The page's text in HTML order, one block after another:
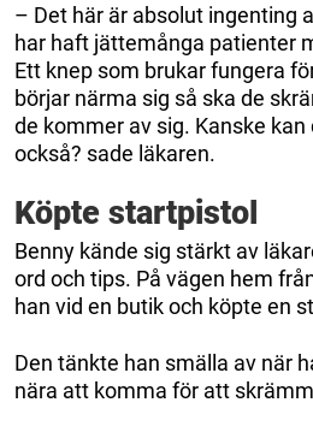
– Det här är absolut ingenting
har haft jättemånga patienter
Ett knep som brukar fungera
börjar närma sig så ska de
de kommer av sig. Kanske
också? sade läkaren.
Köpte startpistol
Benny kände sig stärkt av
ord och tips. På vägen hem
han vid en butik och köpte en
Den tänkte han smälla av när
nära att komma för att